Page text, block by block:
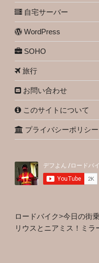
自宅サーバー
WordPress
SOHO
旅行
お問い合わせ
このサイトについて
プライバシーポリシー
ロードバイク>今日の街
リウスとニアミス！ミラ